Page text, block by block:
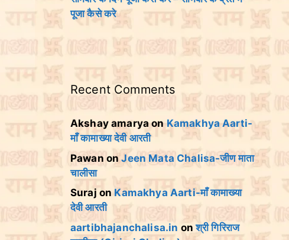
पूजा कैसे करे
Recent Comments
Akshay amaryaonKamakhya Aarti-
माँ कामाख्या देवी आरती
Pawan onJeen Mata Chalisa-जीण माता
चालीसा
Suraj on Kamakhya Aarti-माँ कामाख्या
देवी आरती
aartibhajanchalisa.in onश्री गिरिराज